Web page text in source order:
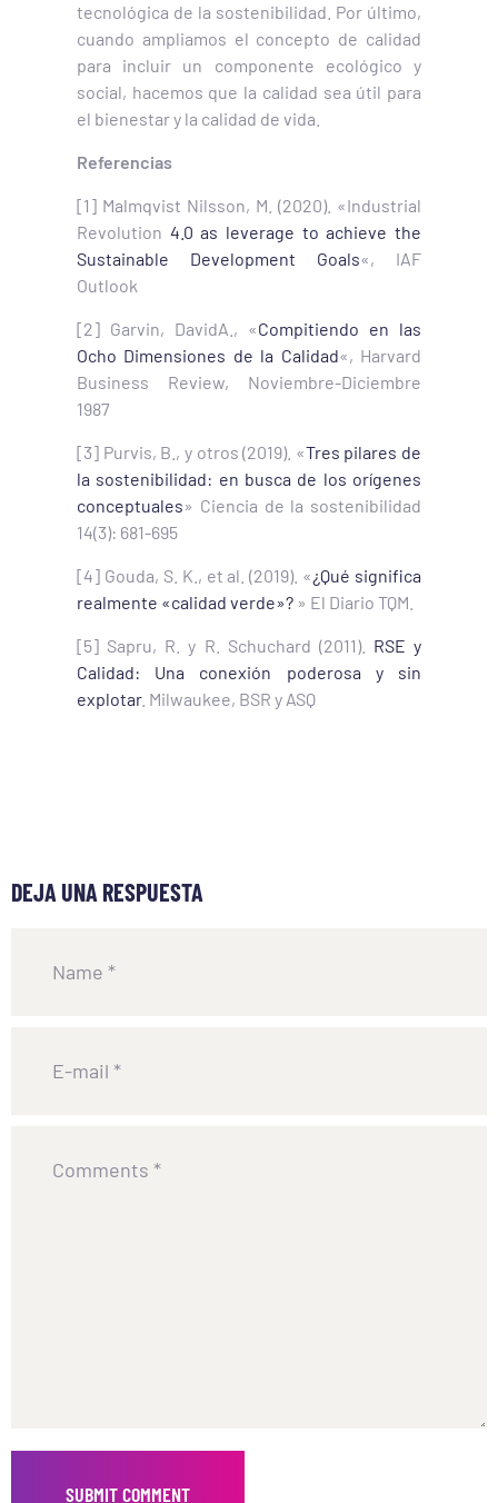
tecnológica de la sostenibilidad. Por último,
cuando ampliamos el concepto de calidad
para incluir un componente ecológico y
social, hacemos que la calidad sea útil para
el bienestar y la calidad de vida.
Referencias
[1] Malmqvist Nilsson, M. (2020). «Industrial
Revolution 4.0 as leverage to achieve the
Sustainable Development Goals«, IAF
Outlook
[2] Garvin, DavidA., «Compitiendo en las
Ocho Dimensiones de la Calidad«, Harvard
Business Review, Noviembre-Diciembre
1987
[3] Purvis, B., y otros (2019). «Tres pilares de
la sostenibilidad: en busca de los orígenes
conceptuales» Ciencia de la sostenibilidad
14(3): 681-695
[4] Gouda, S. K., et al. (2019). «¿Qué significa
realmente «calidad verde»? » El Diario TQM.
[5] Sapru, R. y R. Schuchard (2011). RSE y
Calidad: Una conexión poderosa y sin
explotar. Milwaukee, BSR y ASQ
DEJA UNA RESPUESTA